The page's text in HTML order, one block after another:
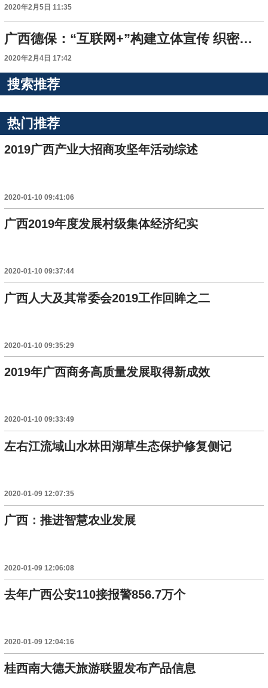
2020年2月5日 11:35
广西德保：“互联网+”构建立体宣传 织密防疫网络
2020年2月4日 17:42
搜索推荐
热门推荐
2019广西产业大招商攻坚年活动综述
2020-01-10 09:41:06
广西2019年度发展村级集体经济纪实
2020-01-10 09:37:44
广西人大及其常委会2019工作回眸之二
2020-01-10 09:35:29
2019年广西商务高质量发展取得新成效
2020-01-10 09:33:49
左右江流域山水林田湖草生态保护修复侧记
2020-01-09 12:07:35
广西：推进智慧农业发展
2020-01-09 12:06:08
去年广西公安110接报警856.7万个
2020-01-09 12:04:16
桂西南大德天旅游联盟发布产品信息